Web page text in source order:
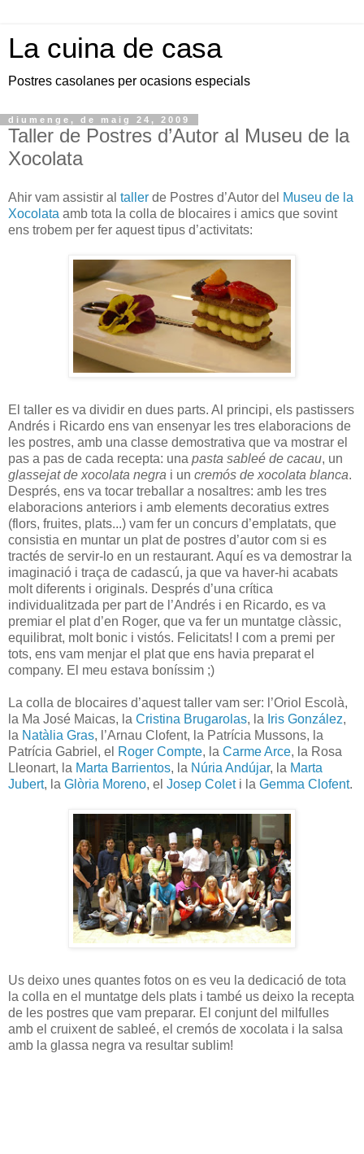
La cuina de casa
Postres casolanes per ocasions especials
diumenge, de maig 24, 2009
Taller de Postres d’Autor al Museu de la
Xocolata
Ahir vam assistir al taller de Postres d’Autor del Museu de la
Xocolata amb tota la colla de blocaires i amics que sovint
ens trobem per fer aquest tipus d’activitats:
El taller es va dividir en dues parts. Al principi, els pastissers
Andrés i Ricardo ens van ensenyar les tres elaboracions de
les postres, amb una classe demostrativa que va mostrar el
pas a pas de cada recepta: una pasta sableé de cacau, un
glassejat de xocolata negra i un cremós de xocolata blanca.
Després, ens va tocar treballar a nosaltres: amb les tres
elaboracions anteriors i amb elements decoratius extres
(flors, fruites, plats...) vam fer un concurs d’emplatats, que
consistia en muntar un plat de postres d’autor com si es
tractés de servir-lo en un restaurant. Aquí es va demostrar la
imaginació i traça de cadascú, ja que va haver-hi acabats
molt diferents i originals. Després d’una crítica
individualitzada per part de l’Andrés i en Ricardo, es va
premiar el plat d’en Roger, que va fer un muntatge clàssic,
equilibrat, molt bonic i vistós. Felicitats! I com a premi per
tots, ens vam menjar el plat que ens havia preparat el
company. El meu estava boníssim ;)
La colla de blocaires d’aquest taller vam ser: l’Oriol Escolà,
la Ma José Maicas, la Cristina Brugarolas, la Iris González,
la Natàlia Gras, l’Arnau Clofent, la Patrícia Mussons, la
Patrícia Gabriel, el Roger Compte, la Carme Arce, la Rosa
Lleonart, la Marta Barrientos, la Núria Andújar, la Marta
Jubert, la Glòria Moreno, el Josep Coleti la Gemma Clofent.
Us deixo unes quantes fotos on es veu la dedicació de tota
la colla en el muntatge dels plats i també us deixo la recepta
de les postres que vam preparar. El conjunt del milfulles
amb el cruixent de sableé, el cremós de xocolata i la salsa
amb la glassa negra va resultar sublim!